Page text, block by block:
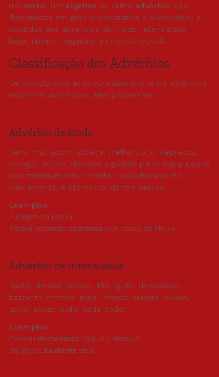
umverbo , um adjetivo ou outro advérbio . São
flexionados em grau (comparativo e superlativo) e
divididos em: advérbios de modo, intensidade,
lugar, tempo, negação, afirmação, dúvida.
Classificação dos Advérbios
De acordo com as circunstâncias que os advérbios
exprimem nas frases, eles podem ser:
Advérbio de Modo
Bem, mal, assim, adrede, melhor, pior, depressa,
devagar, acinte, debalde e grande parte das palavras
que terminam em “-mente”: cuidadosamente,
calmamente, tristemente, dentre outros.
Exemplos:
Fui bem na prova.
Estava andando depressa por causa da chuva.
Advérbio de Intensidade
Muito, demais, pouco, tão, quão, demasiado,
bastante, imenso, mais, menos, quanto, quase,
tanto, assaz, tudo, nada, todo.
Exemplos:
Comeu demasiado naquele almoço.
Ela gosta bastante dele.